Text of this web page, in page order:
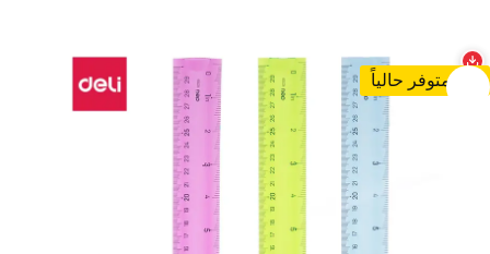
غير متوفر حالياً